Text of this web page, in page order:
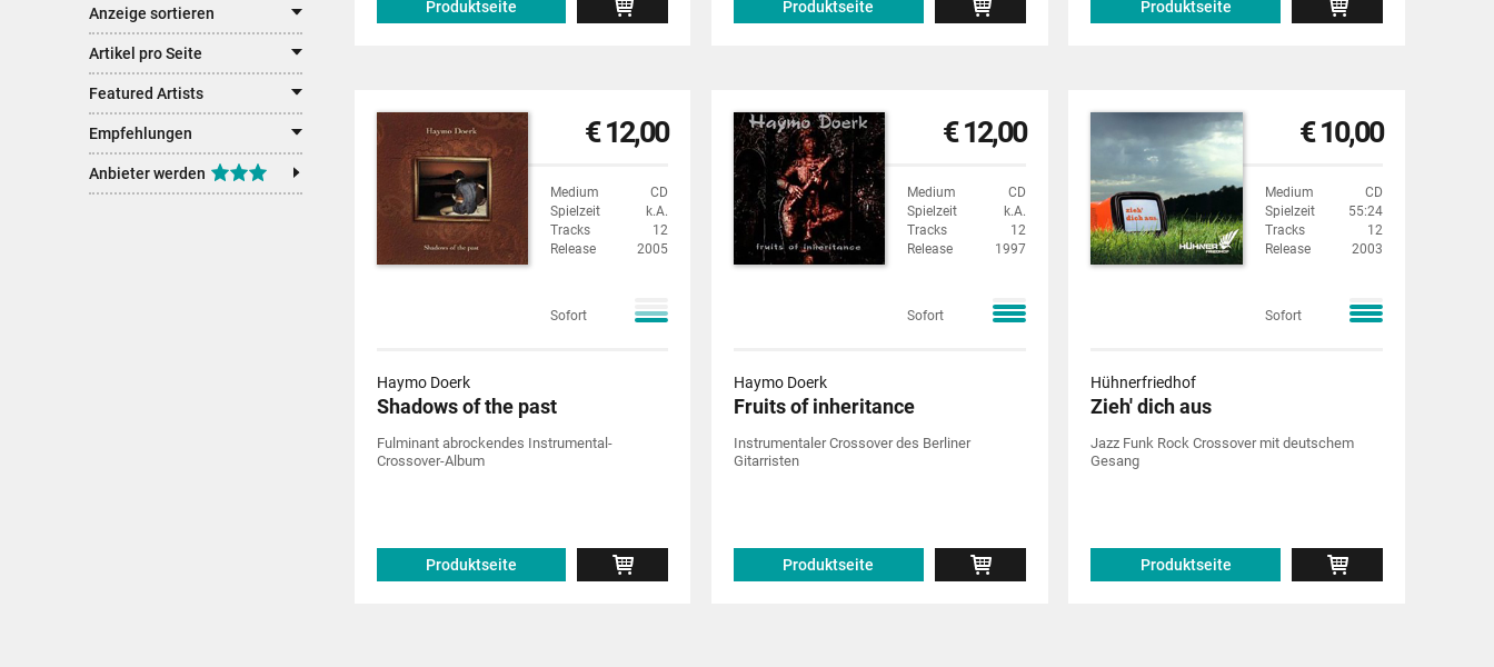
Anzeige sortieren
Artikel pro Seite
Featured Artists
Empfehlungen
Anbieter werden
Produktseite Produktseite Produktseite
€ 12,00
Medium
CD
Spielzeit
k.A.
Tracks
12
Release
2005
Sofort
Haymo Doerk
Shadows of the past
Fulminant abrockendes Instrumental-
Crossover-Album
Produktseite
€ 12,00
Medium
CD
Spielzeit
k.A.
Tracks
12
Release
1997
Sofort
Haymo Doerk
Fruits of inheritance
Instrumentaler Crossover des Berliner
Gitarristen
Produktseite
€ 10,00
Medium
CD
Spielzeit
55:24
Tracks
12
Release
2003
Sofort
Hühnerfriedhof
Zieh' dich aus
Jazz Funk Rock Crossover mit deutschem
Gesang
Produktseite